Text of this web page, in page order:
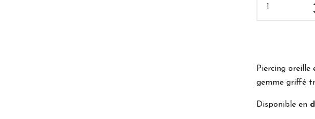
Piercing oreille
gemme griffé
Disponible en